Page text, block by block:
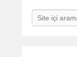
Search